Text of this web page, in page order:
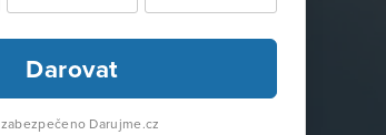
Darovat
zabezpečeno Darujme.cz